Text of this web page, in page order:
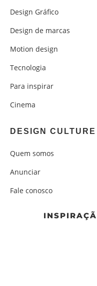
Design Gráfico
Design de marcas
Motion design
Tecnologia
Para inspirar
Cinema
DESIGN CULTURE
Quem somos
Anunciar
Fale conosco